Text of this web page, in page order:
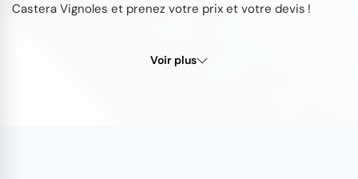
Castera Vignoles et prenez votre prix et votre devis !
Voir plus